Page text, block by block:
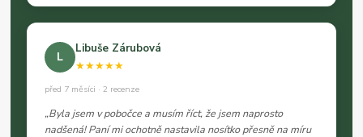
L
Libuše Zárubová
★★★★★
před 7 měsíci · 2 recenze
„Byla jsem v pobočce a musím říct, že jsem naprosto
nadšená! Paní mi ochotně nastavila nosítko přesně na míru